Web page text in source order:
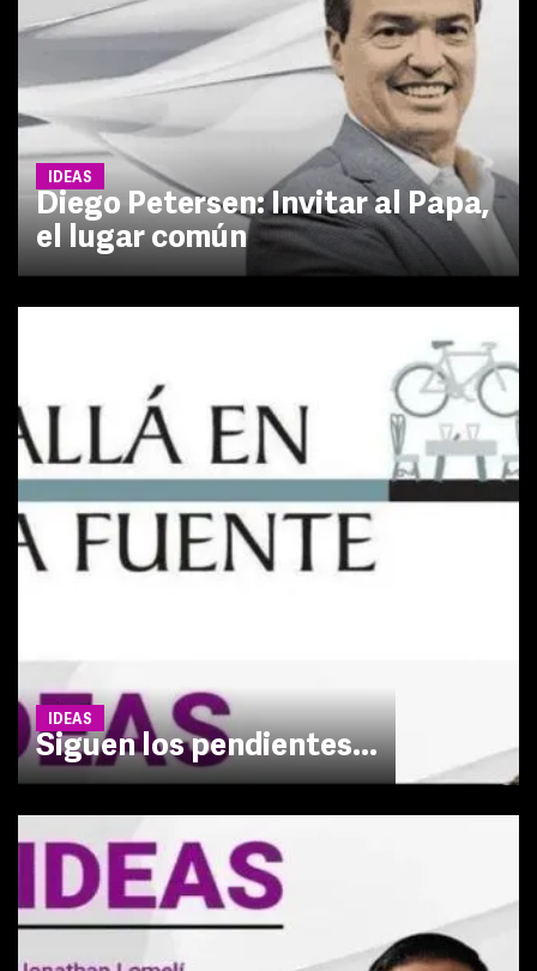
IDEAS
Diego Petersen: Invitar al Papa,
el lugar común
IDEAS
Siguen los pendientes...